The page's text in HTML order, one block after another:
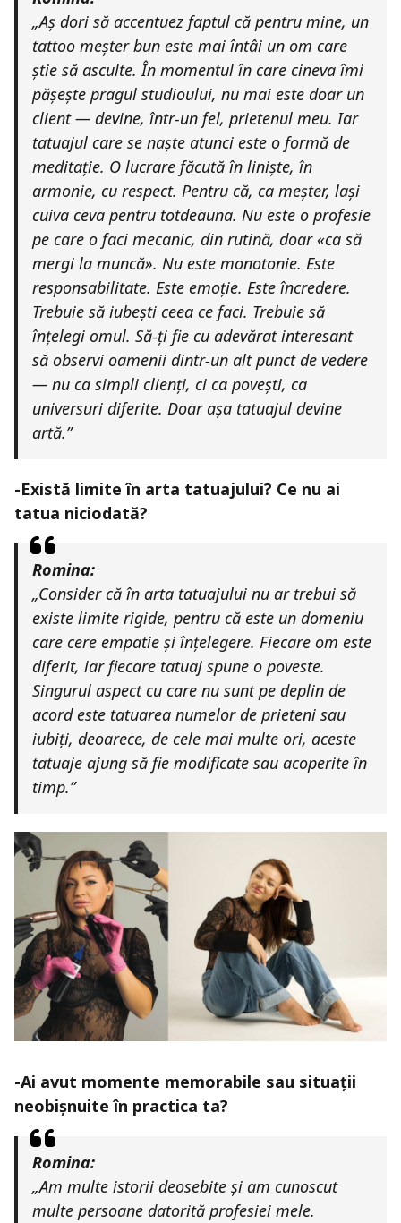
„Aș dori să accentuez faptul că pentru mine, un
tattoo meșter bun este mai întâi un om care
știe să asculte. În momentul în care cineva îmi
pășește pragul studioului, nu mai este doar un
client — devine, într-un fel, prietenul meu. Iar
tatuajul care se naște atunci este o formă de
meditație. O lucrare făcută în liniște, în
armonie, cu respect. Pentru că, ca meșter, lași
cuiva ceva pentru totdeauna. Nu este o profesie
pe care o faci mecanic, din rutină, doar «ca să
mergi la muncă». Nu este monotonie. Este
responsabilitate. Este emoție. Este încredere.
Trebuie să iubești ceea ce faci. Trebuie să
înțelegi omul. Să-ți fie cu adevărat interesant
să observi oamenii dintr-un alt punct de vedere
— nu ca simpli clienți, ci ca povești, ca
universuri diferite. Doar așa tatuajul devine
artă.”
-Există limite în arta tatuajului? Ce nu ai
tatua niciodată?
Romina:
„Consider că în arta tatuajului nu ar trebui să
existe limite rigide, pentru că este un domeniu
care cere empatie și înțelegere. Fiecare om este
diferit, iar fiecare tatuaj spune o poveste.
Singurul aspect cu care nu sunt pe deplin de
acord este tatuarea numelor de prieteni sau
iubiți, deoarece, de cele mai multe ori, aceste
tatuaje ajung să fie modificate sau acoperite în
timp.”
-Ai avut momente memorabile sau situații
neobișnuite în practica ta?
Romina:
„Am multe istorii deosebite și am cunoscut
multe persoane datorită profesiei mele.